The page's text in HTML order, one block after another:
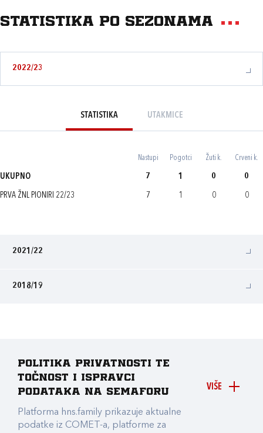
Statistika po sezonama
2022/23
STATISTIKA UTAKMICE
Nastupi Pogotci Žuti k. Crveni k.
UKUPNO 7 1 0 0
PRVA ŽNL PIONIRI 22/23 7 1 0 0
2021/22
2018/19
VIŠE
Politika privatnosti te
točnost i ispravci
podataka na Semaforu
Platforma hns.family prikazuje aktualne
podatke iz COMET-a, platforme za